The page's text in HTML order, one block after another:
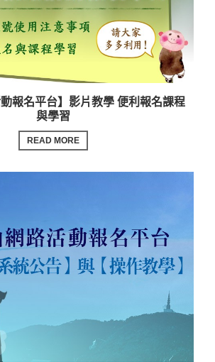
動報名平台】影片教學 便利報名課程
與學習
READ MORE